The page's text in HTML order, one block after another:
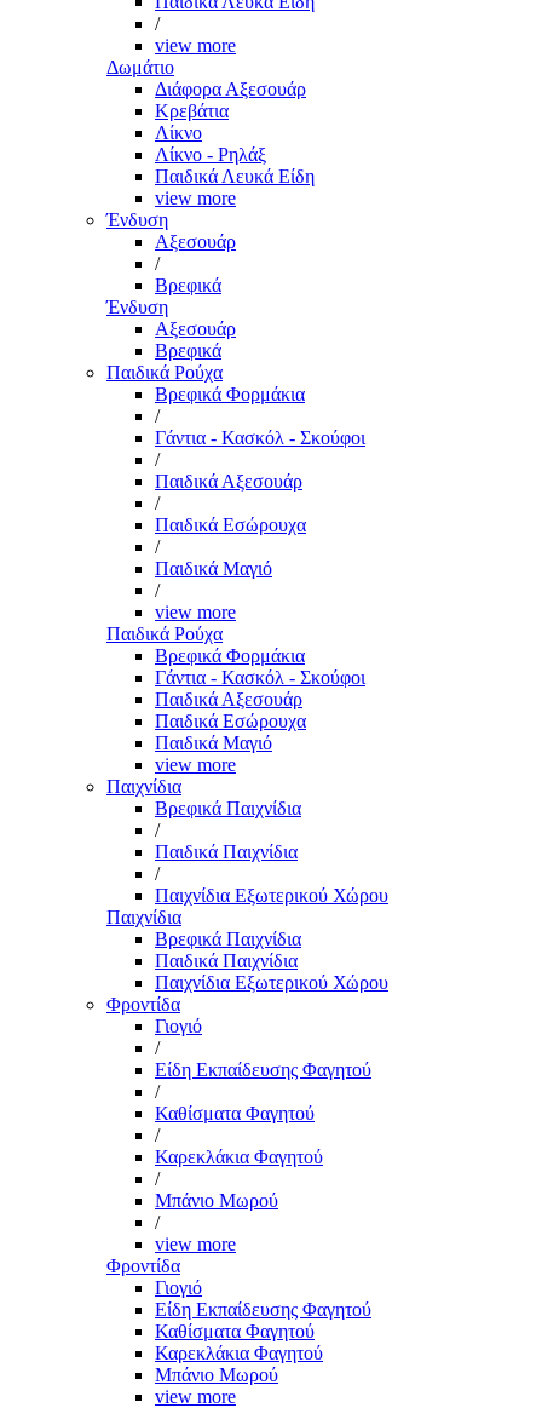
/
view more
Δωμάτιο
Διάφορα Αξεσουάρ
Κρεβάτια
Λίκνο
Λίκνο - Ρηλάξ
Παιδικά Λευκά Είδη
view more
Ένδυση
Αξεσουάρ
/
Βρεφικά
Ένδυση
Αξεσουάρ
Βρεφικά
Παιδικά Ρούχα
Βρεφικά Φορμάκια
/
Γάντια - Κασκόλ - Σκούφοι
/
Παιδικά Αξεσουάρ
/
Παιδικά Εσώρουχα
/
Παιδικά Μαγιό
/
view more
Παιδικά Ρούχα
Βρεφικά Φορμάκια
Γάντια - Κασκόλ - Σκούφοι
Παιδικά Αξεσουάρ
Παιδικά Εσώρουχα
Παιδικά Μαγιό
view more
Παιχνίδια
Βρεφικά Παιχνίδια
/
Παιδικά Παιχνίδια
/
Παιχνίδια Εξωτερικού Χώρου
Παιχνίδια
Βρεφικά Παιχνίδια
Παιδικά Παιχνίδια
Παιχνίδια Εξωτερικού Χώρου
Φροντίδα
Γιογιό
/
Είδη Εκπαίδευσης Φαγητού
/
Καθίσματα Φαγητού
/
Καρεκλάκια Φαγητού
/
Μπάνιο Μωρού
/
view more
Φροντίδα
Γιογιό
Είδη Εκπαίδευσης Φαγητού
Καθίσματα Φαγητού
Καρεκλάκια Φαγητού
Μπάνιο Μωρού
view more